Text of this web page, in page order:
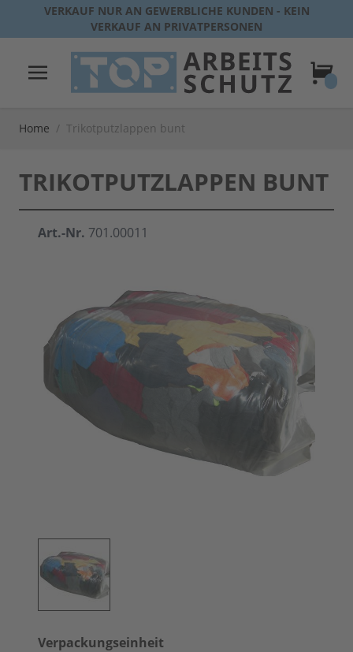
Direkt zum Inhalt
VERKAUF NUR AN GEWERBLICHE KUNDEN - KEIN
VERKAUF AN PRIVATPERSONEN
Home / Trikotputzlappen bunt
TRIKOTPUTZLAPPEN BUNT
Art.-Nr. 701.00011
Verpackungseinheit